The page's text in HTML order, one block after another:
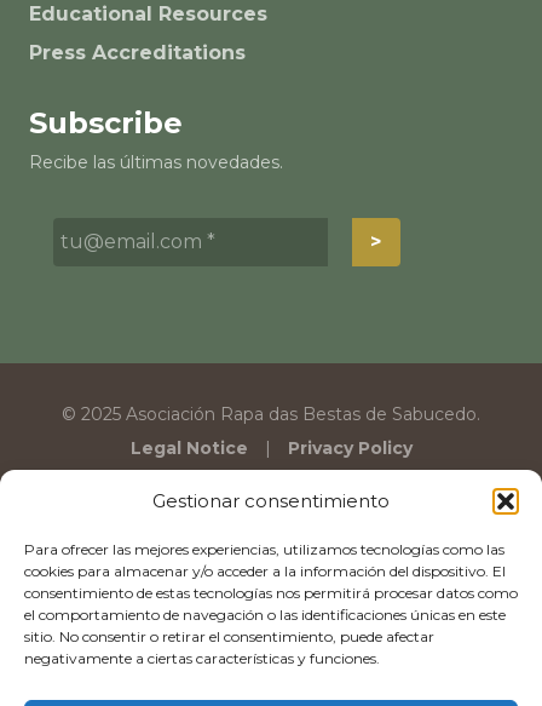
Gestionar consentimiento
Para ofrecer las mejores experiencias, utilizamos tecnologías como las
cookies para almacenar y/o acceder a la información del dispositivo. El
consentimiento de estas tecnologías nos permitirá procesar datos como
el comportamiento de navegación o las identificaciones únicas en este
sitio. No consentir o retirar el consentimiento, puede afectar
negativamente a ciertas características y funciones.
Educational Resources
Press Accreditations
Subscribe
Recibe las últimas novedades.
© 2025 Asociación Rapa das Bestas de Sabucedo.
Legal Notice
Privacy Policy